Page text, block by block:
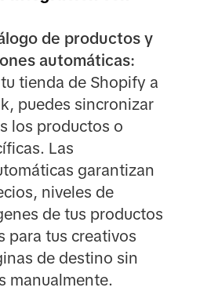
de productos y
automáticas:
tienda de Shopify a
puedes sincronizar
los productos o
Las
garantizan
niveles de
de tus productos
para tus creativos
de destino sin
manualmente.